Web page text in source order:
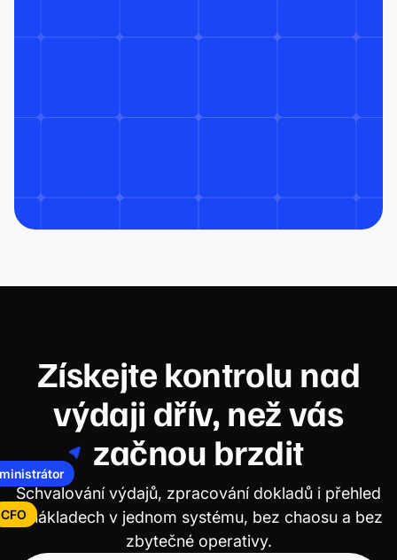
Získejte kontrolu nad
výdaji dřív, než vás
začnou brzdit
CFO
Schvalování výdajů, zpracování dokladů i přehled
o nákladech v jednom systému, bez chaosu a bez
zbytečné operativy.